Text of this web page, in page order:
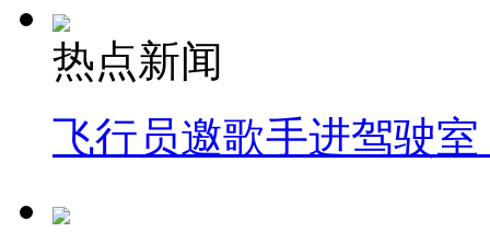
热点新闻
飞行员邀歌手进驾驶